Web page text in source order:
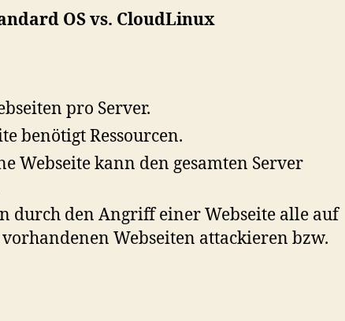
OS vs. CloudLinux
pro Server.
benötigt Ressourcen.
Webseite kann den gesamten Server
durch den Angriff einer Webseite alle auf
Webseiten attackieren bzw.